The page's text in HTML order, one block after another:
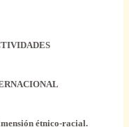
étnico-racial.